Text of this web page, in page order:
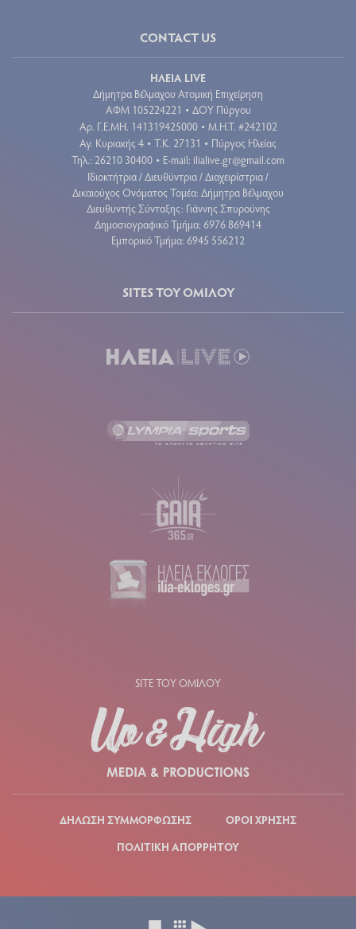
CONTACT US
ΗΛΕΙΑ LIVE
Δήμητρα Βέλμαχου Ατομική Επιχείρηση
ΑΦΜ 105224221 • ΔΟΥ Πύργου
Aρ. Γ.Ε.ΜΗ. 141319425000 • Μ.Η.Τ. #242102
Αγ. Κυριακής 4 • Τ.Κ. 27131 • Πύργος Ηλείας
Τηλ.: 26210 30400 • E-mail: ilialive.gr@gmail.com
Ιδιοκτήτρια / Διευθύντρια / Διαχειρίστρια /
Δικαιούχος Ονόματος Τομέα: Δήμητρα Βέλμαχου
Διευθυντής Σύνταξης: Γιάννης Σπυρούνης
Δημοσιογραφικό Τμήμα: 6976 869414
Εμπορικό Τμήμα: 6945 556212
SITES ΤΟΥ ΟΜΙΛΟΥ
SITE ΤΟΥ ΟΜΙΛΟΥ
ΔΗΛΩΣΗ ΣΥΜΜΟΡΦΩΣΗΣ
ΟΡΟΙ ΧΡΗΣΗΣ
ΠΟΛΙΤΙΚΗ ΑΠΟΡΡΗΤΟΥ